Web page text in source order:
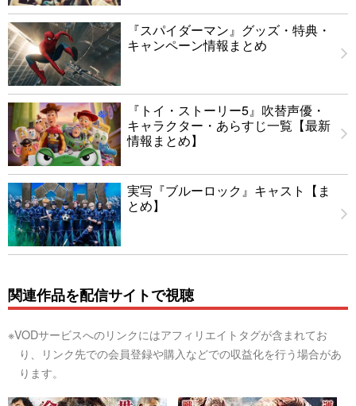
『スパイダーマン』グッズ・特典・
キャンペーン情報まとめ
『トイ・ストーリー5』吹替声優・
キャラクター・あらすじ一覧【最新
情報まとめ】
実写『ブルーロック』キャスト【ま
とめ】
関連作品を配信サイトで視聴
※VODサービスへのリンクにはアフィリエイトタグが含まれてお
り、リンク先での会員登録や購入などでの収益化を行う場合があ
ります。